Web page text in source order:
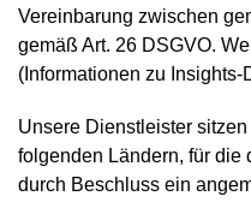
Vereinbarung zwischen
gemäß Art. 26 DSGVO.
(Informationen zu
Unsere Dienstleister
folgenden Ländern, für die
durch Beschluss ein